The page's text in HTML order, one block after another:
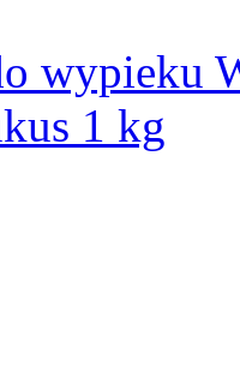
wypieku
1 kg